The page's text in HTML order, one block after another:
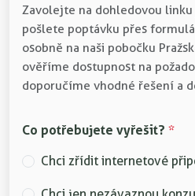
Zavolejte na dohledovou linku
pošlete poptávku přes
osobně na naši pobočku
ověříme dostupnost na
doporučíme vhodné řešení a
Co potřebujete vyřešit? *
Chci zřídit internetové